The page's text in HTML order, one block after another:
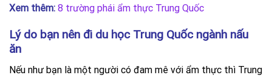
Xem thêm: 8 trường phái ẩm thực Trung Quốc
Lý do bạn nên đi du học Trung Quốc ngành nấu
ăn
Nếu như bạn là một người có đam mê với ẩm thực thì Trung